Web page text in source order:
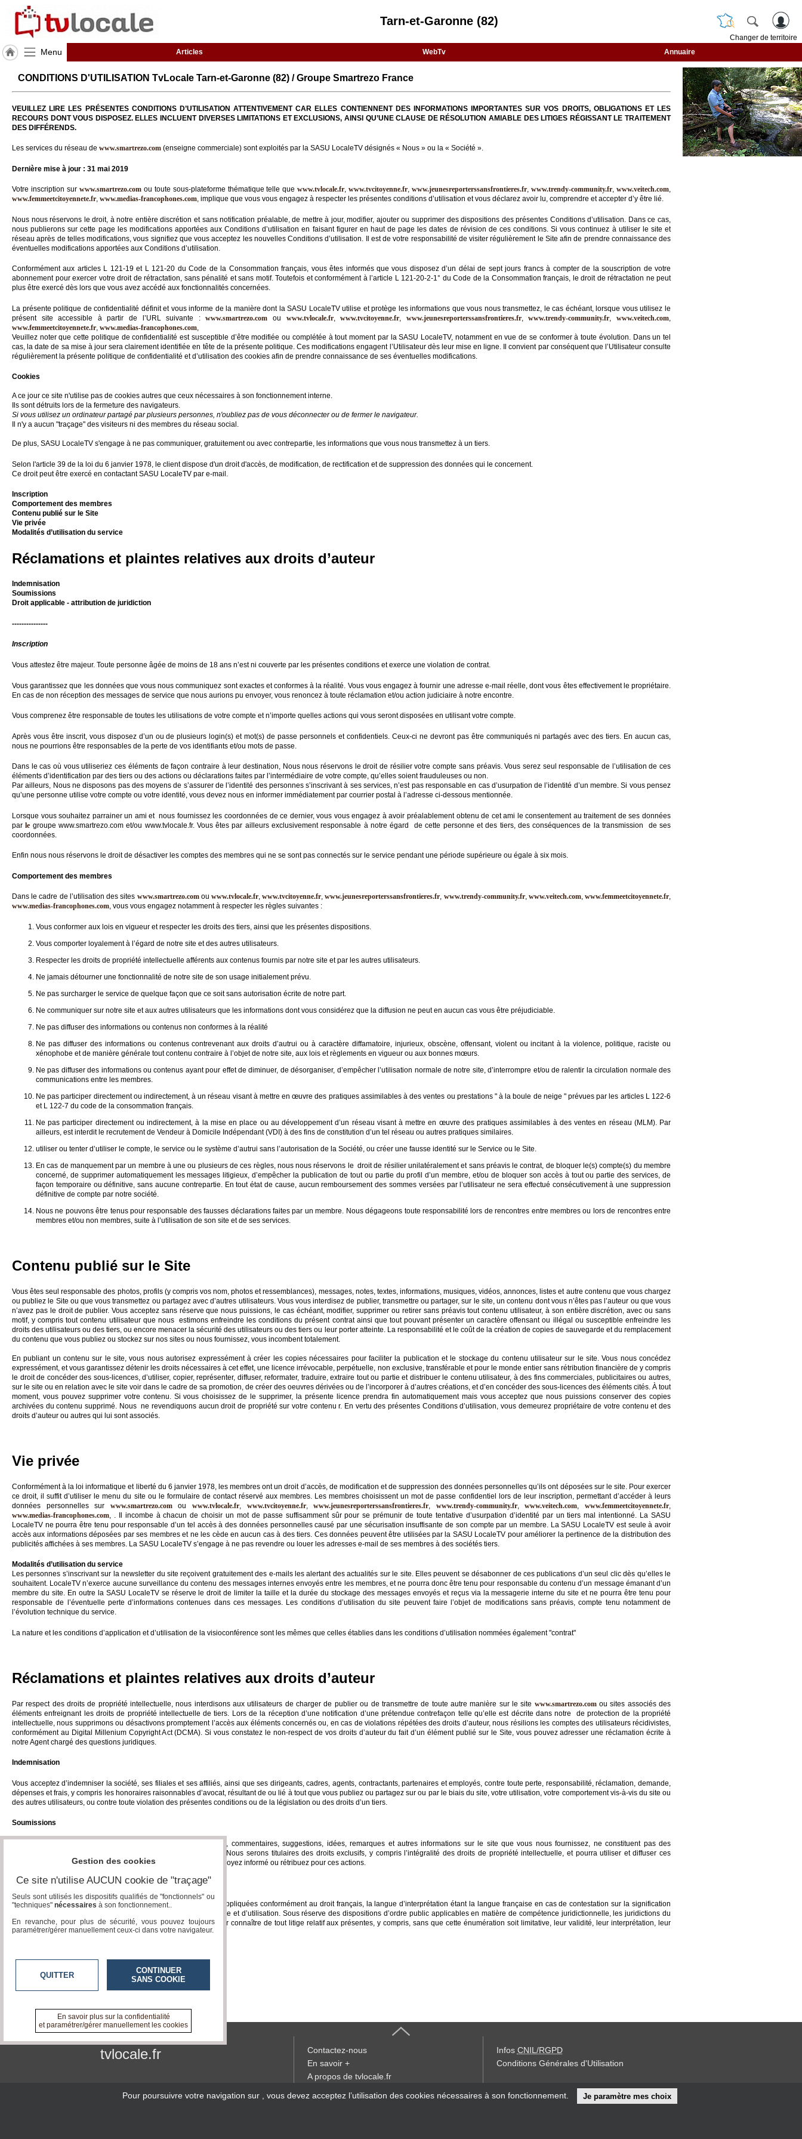
Tarn-et-Garonne (82)
Changer de territoire
Menu Articles WebTv Annuaire
J'adhère
Hulcoq
ACCUEIL
Tarn-
et-
(82)
France
RUBRIQUES
Gazette
Vidéos
Médias
du
groupe
Blogs
Prémium
Inscription
annuaire
pro
Accès
CONDITIONS D'UTILISATION TvLocale Tarn-et-Garonne (82) / Groupe Smartrezo France
VEUILLEZ LIRE LES PRÉSENTES CONDITIONS D’UTILISATION ATTENTIVEMENT CAR ELLES CONTIENNENT DES INFORMATIONS IMPORTANTES SUR VOS DROITS, OBLIGATIONS ET LES
RECOURS DONT VOUS DISPOSEZ. ELLES INCLUENT DIVERSES LIMITATIONS ET EXCLUSIONS, AINSI QU’UNE CLAUSE DE RÉSOLUTION AMIABLE DES LITIGES RÉGISSANT LE TRAITEMENT
DES DIFFÉRENDS.
Les services du réseau de www.smartrezo.com (enseigne commerciale) sont exploités par la SASU LocaleTV désignés « Nous » ou la « Société ».
Dernière mise à jour : 31 mai 2019
Votre inscription sur www.smartrezo.comou toute sous-plateforme thématique telle quewww.tvlocale.fr,www.tvcitoyenne.fr,www.jeunesreporterssansfrontieres.fr,www.trendy-community.fr,www.veitech.com,
www.femmeetcitoyennete.fr, www.medias-francophones.com, implique que vous vous engagez à respecter les présentes conditions d’utilisation et vous déclarez avoir lu, comprendre et accepter d’y être lié.
Nous nous réservons le droit, à notre entière discrétion et sans notification préalable, de mettre à jour, modifier, ajouter ou supprimer des dispositions des présentes Conditions d’utilisation. Dans ce cas,
nous publierons sur cette page les modifications apportées aux Conditions d’utilisation en faisant figurer en haut de page les dates de révision de ces conditions. Si vous continuez à utiliser le site et
réseau après de telles modifications, vous signifiez que vous acceptez les nouvelles Conditions d’utilisation. Il est de votre responsabilité de visiter régulièrement le Site afin de prendre connaissance des
éventuelles modifications apportées aux Conditions d’utilisation.
Conformément aux articles L 121-19 et L 121-20 du Code de la Consommation français, vous êtes informés que vous disposez d’un délai de sept jours francs à compter de la souscription de votre
abonnement pour exercer votre droit de rétractation, sans pénalité et sans motif. Toutefois et conformément à l’article L 121-20-2-1° du Code de la Consommation français, le droit de rétractation ne peut
plus être exercé dès lors que vous avez accédé aux fonctionnalités concernées.
La présente politique de confidentialité définit et vous informe de la manière dont la SASU LocaleTV utilise et protège les informations que vous nous transmettez, le cas échéant, lorsque vous utilisez le
présent site accessible à partir de l’URL suivante :www.smartrezo.com ou www.tvlocale.fr,www.tvcitoyenne.fr, www.jeunesreporterssansfrontieres.fr,www.trendy-community.fr,www.veitech.com,
www.femmeetcitoyennete.fr, www.medias-francophones.com,
Veuillez noter que cette politique de confidentialité est susceptible d’être modifiée ou complétée à tout moment par la SASU LocaleTV, notamment en vue de se conformer à toute évolution. Dans un tel
cas, la date de sa mise à jour sera clairement identifiée en tête de la présente politique. Ces modifications engagent l’Utilisateur dès leur mise en ligne. Il convient par conséquent que l’Utilisateur consulte
régulièrement la présente politique de confidentialité et d’utilisation des cookies afin de prendre connaissance de ses éventuelles modifications.
Cookies
A ce jour ce site n'utilise pas de cookies autres que ceux nécessaires à son fonctionnement interne.
Ils sont détruits lors de la fermeture des navigateurs.
Si vous utilisez un ordinateur partagé par plusieurs personnes, n'oubliez pas de vous déconnecter ou de fermer le navigateur.
Il n'y a aucun "traçage" des visiteurs ni des membres du réseau social.
De plus, SASU LocaleTV s'engage à ne pas communiquer, gratuitement ou avec contrepartie, les informations que vous nous transmettez à un tiers.
Selon l'article 39 de la loi du 6 janvier 1978, le client dispose d'un droit d'accès, de modification, de rectification et de suppression des données qui le concernent.
Ce droit peut être exercé en contactant SASU LocaleTV par e-mail.
Inscription
Comportement des membres
Contenu publié sur le Site
Vie privée
Modalités d’utilisation du service
Réclamations et plaintes relatives aux droits d’auteur
Indemnisation
Soumissions
Droit applicable - attribution de juridiction
---------------
Inscription
Vous attestez être majeur. Toute personne âgée de moins de 18 ans n’est ni couverte par les présentes conditions et exerce une violation de contrat.
Vous garantissez que les données que vous nous communiquez sont exactes et conformes à la réalité. Vous vous engagez à fournir une adresse e-mail réelle, dont vous êtes effectivement le propriétaire.
En cas de non réception des messages de service que nous aurions pu envoyer, vous renoncez à toute réclamation et/ou action judiciaire à notre encontre.
Vous comprenez être responsable de toutes les utilisations de votre compte et n’importe quelles actions qui vous seront disposées en utilisant votre compte.
Après vous être inscrit, vous disposez d’un ou de plusieurs login(s) et mot(s) de passe personnels et confidentiels. Ceux-ci ne devront pas être communiqués ni partagés avec des tiers. En aucun cas,
nous ne pourrions être responsables de la perte de vos identifiants et/ou mots de passe.
Dans le cas où vous utiliseriez ces éléments de façon contraire à leur destination, Nous nous réservons le droit de résilier votre compte sans préavis. Vous serez seul responsable de l’utilisation de ces
éléments d’identification par des tiers ou des actions ou déclarations faites par l’intermédiaire de votre compte, qu’elles soient frauduleuses ou non.
Par ailleurs, Nous ne disposons pas des moyens de s’assurer de l’identité des personnes s’inscrivant à ses services, n’est pas responsable en cas d’usurpation de l’identité d’un membre. Si vous pensez
qu’une personne utilise votre compte ou votre identité, vous devez nous en informer immédiatement par courrier postal à l’adresse ci-dessous mentionnée.
Lorsque vous souhaitez parrainer un ami et nous fournissez les coordonnées de ce dernier, vous vous engagez à avoir préalablement obtenu de cet ami le consentement au traitement de ses données
parle groupe www.smartrezo.com et/ou www.tvlocale.fr. Vous êtes par ailleurs exclusivement responsable à notre égard de cette personne et des tiers, des conséquences de la transmission de ses
coordonnées.
Enfin nous nous réservons le droit de désactiver les comptes des membres qui ne se sont pas connectés sur le service pendant une période supérieure ou égale à six mois.
Comportement des membres
Dans le cadre de l’utilisation des sites www.smartrezo.comou www.tvlocale.fr,www.tvcitoyenne.fr,www.jeunesreporterssansfrontieres.fr, www.trendy-community.fr, www.veitech.com,www.femmeetcitoyennete.fr,
www.medias-francophones.com, vous vous engagez notamment à respecter les règles suivantes :
Vous conformer aux lois en vigueur et respecter les droits des tiers, ainsi que les présentes dispositions.
Vous comporter loyalement à l’égard de notre site et des autres utilisateurs.
Respecter les droits de propriété intellectuelle afférents aux contenus fournis par notre site et par les autres utilisateurs.
Ne jamais détourner une fonctionnalité de notre site de son usage initialement prévu.
Ne pas surcharger le service de quelque façon que ce soit sans autorisation écrite de notre part.
Ne communiquer sur notre site et aux autres utilisateurs que les informations dont vous considérez que la diffusion ne peut en aucun cas vous être préjudiciable.
Ne pas diffuser des informations ou contenus non conformes à la réalité
Ne pas diffuser des informations ou contenus contrevenant aux droits d’autrui ou à caractère diffamatoire, injurieux, obscène, offensant, violent ou incitant à la violence, politique, raciste ou
xénophobe et de manière générale tout contenu contraire à l’objet de notre site, aux lois et règlements en vigueur ou aux bonnes mœurs.
Ne pas diffuser des informations ou contenus ayant pour effet de diminuer, de désorganiser, d’empêcher l’utilisation normale de notre site, d’interrompre et/ou de ralentir la circulation normale des
communications entre les membres.
Ne pas participer directement ou indirectement, à un réseau visant à mettre en œuvre des pratiques assimilables à des ventes ou prestations " à la boule de neige " prévues par les articles L 122-6
et L 122-7 du code de la consommation français.
Ne pas participer directement ou indirectement, à la mise en place ou au développement d’un réseau visant à mettre en œuvre des pratiques assimilables à des ventes en réseau (MLM). Par
ailleurs, est interdit le recrutement de Vendeur à Domicile Indépendant (VDI) à des fins de constitution d’un tel réseau ou autres pratiques similaires.
utiliser ou tenter d’utiliser le compte, le service ou le système d’autrui sans l’autorisation de la Société, ou créer une fausse identité sur le Service ou le Site.
En cas de manquement par un membre à une ou plusieurs de ces règles, nous nous réservons le droit de résilier unilatéralement et sans préavis le contrat, de bloquer le(s) compte(s) du membre
concerné, de supprimer automatiquement les messages litigieux, d’empêcher la publication de tout ou partie du profil d’un membre, et/ou de bloquer son accès à tout ou partie des services, de
façon temporaire ou définitive, sans aucune contrepartie. En tout état de cause, aucun remboursement des sommes versées par l’utilisateur ne sera effectué consécutivement à une suppression
définitive de compte par notre société.
Nous ne pouvons être tenus pour responsable des fausses déclarations faites par un membre. Nous dégageons toute responsabilité lors de rencontres entre membres ou lors de rencontres entre
membres et/ou non membres, suite à l’utilisation de son site et de ses services.
Contenu publié sur le Site
Vous êtes seul responsable des photos, profils (y compris vos nom, photos et ressemblances), messages, notes, textes, informations, musiques, vidéos, annonces, listes et autre contenu que vous chargez
ou publiez le Site ou que vous transmettez ou partagez avec d’autres utilisateurs. Vous vous interdisez de publier, transmettre ou partager, sur le site, un contenu dont vous n’êtes pas l’auteur ou que vous
n’avez pas le droit de publier. Vous acceptez sans réserve que nous puissions, le cas échéant, modifier, supprimer ou retirer sans préavis tout contenu utilisateur, à son entière discrétion, avec ou sans
motif, y compris tout contenu utilisateur que nous estimons enfreindre les conditions du présent contrat ainsi que tout pouvant présenter un caractère offensant ou illégal ou susceptible enfreindre les
droits des utilisateurs ou des tiers, ou encore menacer la sécurité des utilisateurs ou des tiers ou leur porter atteinte. La responsabilité et le coût de la création de copies de sauvegarde et du remplacement
du contenu que vous publiez ou stockez sur nos sites ou nous fournissez, vous incombent totalement.
En publiant un contenu sur le site, vous nous autorisez expressément à créer les copies nécessaires pour faciliter la publication et le stockage du contenu utilisateur sur le site. Vous nous concédez
expressément, et vous garantissez détenir les droits nécessaires à cet effet, une licence irrévocable, perpétuelle, non exclusive, transférable et pour le monde entier sans rétribution financière de y compris
le droit de concéder des sous-licences, d’utiliser, copier, représenter, diffuser, reformater, traduire, extraire tout ou partie et distribuer le contenu utilisateur, à des fins commerciales, publicitaires ou autres,
sur le site ou en relation avec le site voir dans le cadre de sa promotion, de créer des oeuvres dérivées ou de l’incorporer à d’autres créations, et d’en concéder des sous-licences des éléments cités. À tout
moment, vous pouvez supprimer votre contenu. Si vous choisissez de le supprimer, la présente licence prendra fin automatiquement mais vous acceptez que nous puissions conserver des copies
archivées du contenu supprimé. Nous ne revendiquons aucun droit de propriété sur votre contenu r. En vertu des présentes Conditions d’utilisation, vous demeurez propriétaire de votre contenu et des
droits d’auteur ou autres qui lui sont associés.
Vie privée
Conformément à la loi informatique et liberté du 6 janvier 1978, les membres ont un droit d’accès, de modification et de suppression des données personnelles qu’ils ont déposées sur le site. Pour exercer
ce droit, il suffit d’utiliser le menu du site ou le formulaire de contact réservé aux membres. Les membres choisissent un mot de passe confidentiel lors de leur inscription, permettant d’accéder à leurs
données personnelles sur www.smartrezo.comouwww.tvlocale.fr www.tvcitoyenne.fr,www.jeunesreporterssansfrontieres.fr www.trendy-community.fr,www.veitech.com ,www.femmeetcitoyennete.fr
www.medias-francophones.com , . Il incombe à chacun de choisir un mot de passe suffisamment sûr pour se prémunir de toute tentative d’usurpation d’identité par un tiers mal intentionné. La SASU
LocaleTV ne pourra être tenu pour responsable d’un tel accès à des données personnelles causé par une sécurisation insuffisante de son compte par un membre. La SASU LocaleTV est seule à avoir
accès aux informations déposées par ses membres et ne les cède en aucun cas à des tiers. Ces données peuvent être utilisées par la SASU LocaleTV pour améliorer la pertinence de la distribution des
publicités affichées à ses membres. La SASU LocaleTV s’engage à ne pas revendre ou louer les adresses e-mail de ses membres à des sociétés tiers.
Modalités d’utilisation du service
Les personnes s’inscrivant sur la newsletter du site reçoivent gratuitement des e-mails les alertant des actualités sur le site. Elles peuvent se désabonner de ces publications d’un seul clic dès qu’elles le
souhaitent. LocaleTV n’exerce aucune surveillance du contenu des messages internes envoyés entre les membres, et ne pourra donc être tenu pour responsable du contenu d’un message émanant d’un
membre du site. En outre la SASU LocaleTV se réserve le droit de limiter la taille et la durée du stockage des messages envoyés et reçus via la messagerie interne du site et ne pourra être tenu pour
responsable de l’éventuelle perte d’informations contenues dans ces messages. Les conditions d’utilisation du site peuvent faire l’objet de modifications sans préavis, compte tenu notamment de
l’évolution technique du service.
La nature et les conditions d’application et d’utilisation de la visioconférence sont les mêmes que celles établies dans les conditions d’utilisation nommées également "contrat"
Réclamations et plaintes relatives aux droits d’auteur
Par respect des droits de propriété intellectuelle, nous interdisons aux utilisateurs de charger de publier ou de transmettre de toute autre manière sur le site www.smartrezo.comou sites associés des
éléments enfreignant les droits de propriété intellectuelle de tiers. Lors de la réception d’une notification d’une prétendue contrefaçon telle qu’elle est décrite dans notre de protection de la propriété
intellectuelle, nous supprimons ou désactivons promptement l’accès aux éléments concernés ou, en cas de violations répétées des droits d’auteur, nous résilions les comptes des utilisateurs récidivistes,
conformément au Digital Millenium Copyright Act (DCMA). Si vous constatez le non-respect de vos droits d’auteur du fait d’un élément publié sur le Site, vous pouvez adresser une réclamation écrite à
notre Agent chargé des questions juridiques.
Indemnisation
Vous acceptez d’indemniser la société, ses filiales et ses affiliés, ainsi que ses dirigeants, cadres, agents, contractants, partenaires et employés, contre toute perte, responsabilité, réclamation, demande,
dépenses et frais, y compris les honoraires raisonnables d’avocat, résultant de ou lié à tout que vous publiez ou partagez sur ou par le biais du site, votre utilisation, votre comportement vis-à-vis du site ou
des autres utilisateurs, ou contre toute violation des présentes conditions ou de la législation ou des droits d’un tiers.
Soumissions
Vous reconnaissez et acceptez sans réserve que les questions, commentaires, suggestions, idées, remarques et autres informations sur le site que vous nous fournissez, ne constituent pas des
informations confidentielles et nous soient cédés intégralement. Nous serons titulaires des droits exclusifs, y compris l’intégralité des droits de propriété intellectuelle, et pourra utiliser et diffuser ces
soumissions à toutes fins commerciales ou autres sans que vous soyez informé ou rétribuez pour ces actions.
Droit applicable - attribution de juridiction
Les présentes conditions générales sont régies, interprétées et appliquées conformément au droit français, la langue d’interprétation étant la langue française en cas de contestation sur la signification
d’un terme ou d’une disposition des présentes conditions de vente et d’utilisation. Sous réserve des dispositions d’ordre public applicables en matière de compétence juridictionnelle, les juridictions du
ressort du siège de notre société seront seules compétentes pour connaître de tout litige relatif aux présentes, y compris, sans que cette énumération soit limitative, leur validité, leur interprétation, leur
exécution et/ou leur résiliation et ses conséquences.
Scaleway/Dedibox
tvlocale.fr
Contactez-nous
En savoir +
A propos de tvlocale.fr
Devenir délégué
Infos CNIL/RGPD
Conditions Générales d'Utilisation
Pour poursuivre votre navigation sur , vous devez acceptez l’utilisation des cookies nécessaires à son fonctionnement. Je paramètre mes choix
Gestion des cookies
Ce site n'utilise AUCUN cookie de "traçage"
Seuls sont utilisés les dispositifs qualifiés de "fonctionnels" ou
"techniques" nécessaires à son fonctionnement..
En revanche, pour plus de sécurité, vous pouvez toujours
paramétrer/gérer manuellement ceux-ci dans votre navigateur.
QUITTER
CONTINUER
SANS COOKIE
En savoir plus sur la confidentialité
et paramétrer/gérer manuellement les cookies